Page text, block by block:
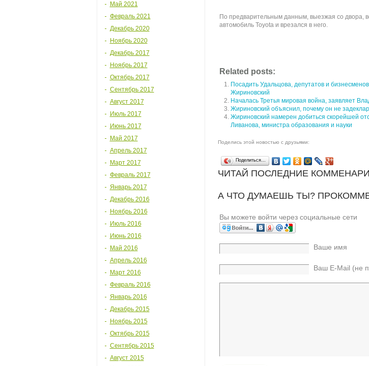
Май 2021
Февраль 2021
Декабрь 2020
Ноябрь 2020
Декабрь 2017
Ноябрь 2017
Октябрь 2017
Сентябрь 2017
Август 2017
Июль 2017
Июнь 2017
Май 2017
Апрель 2017
Март 2017
Февраль 2017
Январь 2017
Декабрь 2016
Ноябрь 2016
Июль 2016
Июнь 2016
Май 2016
Апрель 2016
Март 2016
Февраль 2016
Январь 2016
Декабрь 2015
Ноябрь 2015
Октябрь 2015
Сентябрь 2015
Август 2015
По предварительным данным, выезжая со двора,
автомобиль Toyota и врезался в него.
Related posts:
Посадить Удальцова, депутатов и
Жириновский
Началась Третья мировая война, заявляет
Жириновский объяснил, почему он не
Жириновский намерен добиться скорейшей
Ливанова, министра образования и науки
Поделись этой новостью с друзьями:
Поделиться…
ЧИТАЙ ПОСЛЕДНИЕ
А ЧТО ДУМАЕШЬ ТЫ?
Вы можете войти через социальные сети
Ваше имя
Ваш E-Mail (не